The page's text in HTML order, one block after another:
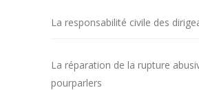
La responsabilité civile des
La réparation de la rupture
pourparlers